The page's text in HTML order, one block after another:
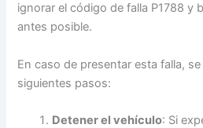
ignorar el código de falla P1788 y
antes posible.
En caso de presentar esta falla,
siguientes pasos:
Detener el vehículo: Si